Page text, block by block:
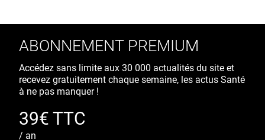
ABONNEMENT PREMIUM
Accédez sans limite aux 30 000 actualités du site et
recevez gratuitement chaque semaine, les actus Santé
à ne pas manquer !
39€ TTC
/ an